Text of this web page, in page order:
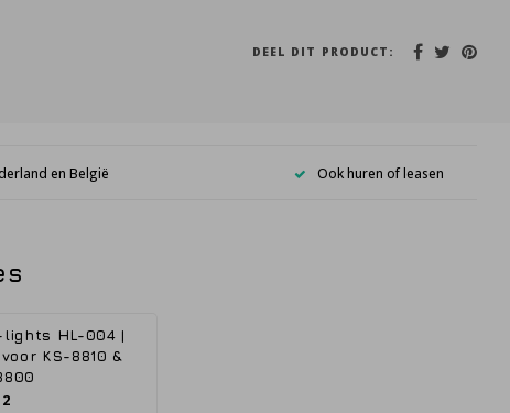
DEEL DIT PRODUCT:
en België Ook huren of leasen
lights HL-004 |
KS-8810 &